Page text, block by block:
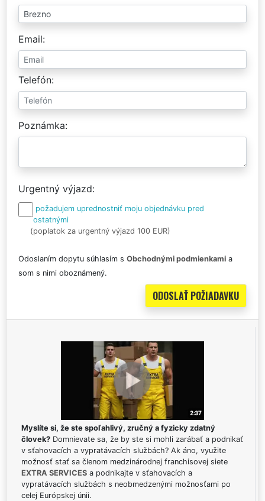
Email
Telefón
Poznámka
Urgentný výjazd
požadujem uprednostniť moju objednávku pred
ostatnými
(poplatok za urgentný výjazd 100 EUR)
Odoslaním dopytu súhlasím s Obchodnými podmienkami a
som s nimi oboznámený.
Myslíte si, že ste spoľahlivý, zručný a fyzicky zdatný
človek? Domnievate sa, že by ste si mohli zarábať a podnikať
v sťahovacích a vypratávacích službách? Ak áno, využite
možnosť stať sa členom medzinárodnej franchisovej siete
EXTRA SERVICES a podnikajte v sťahovacích a
vypratávacích službách s neobmedzenými možnosťami po
celej Európskej únii.